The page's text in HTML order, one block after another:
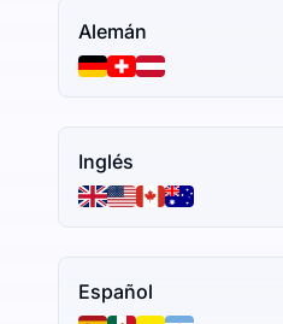
Alemán
Inglés
Español